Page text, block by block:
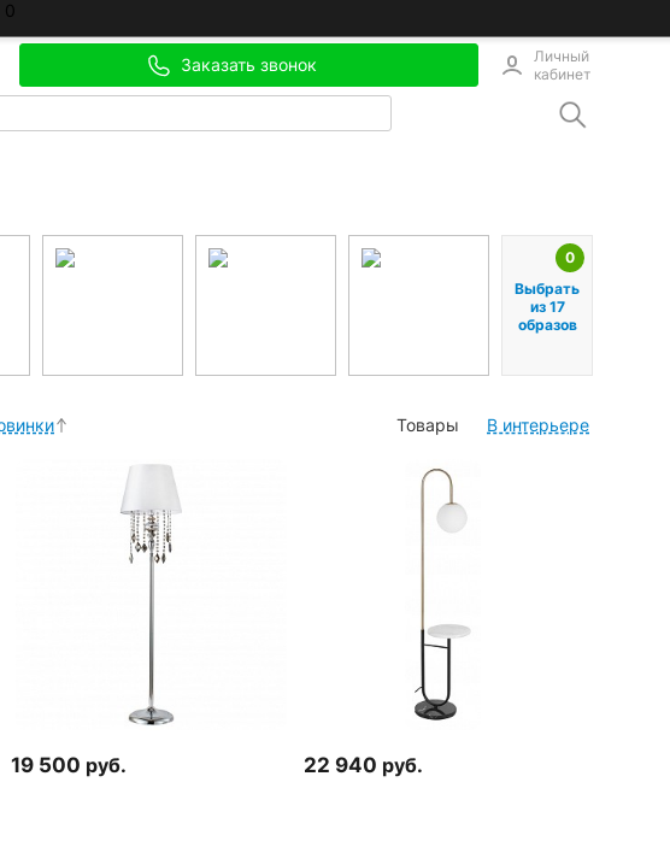
0
Заказать звонок
Личный
кабинет
0
Выбрать
из 17
образов
Товары В интерьере
19 500 руб. 22 940 руб.